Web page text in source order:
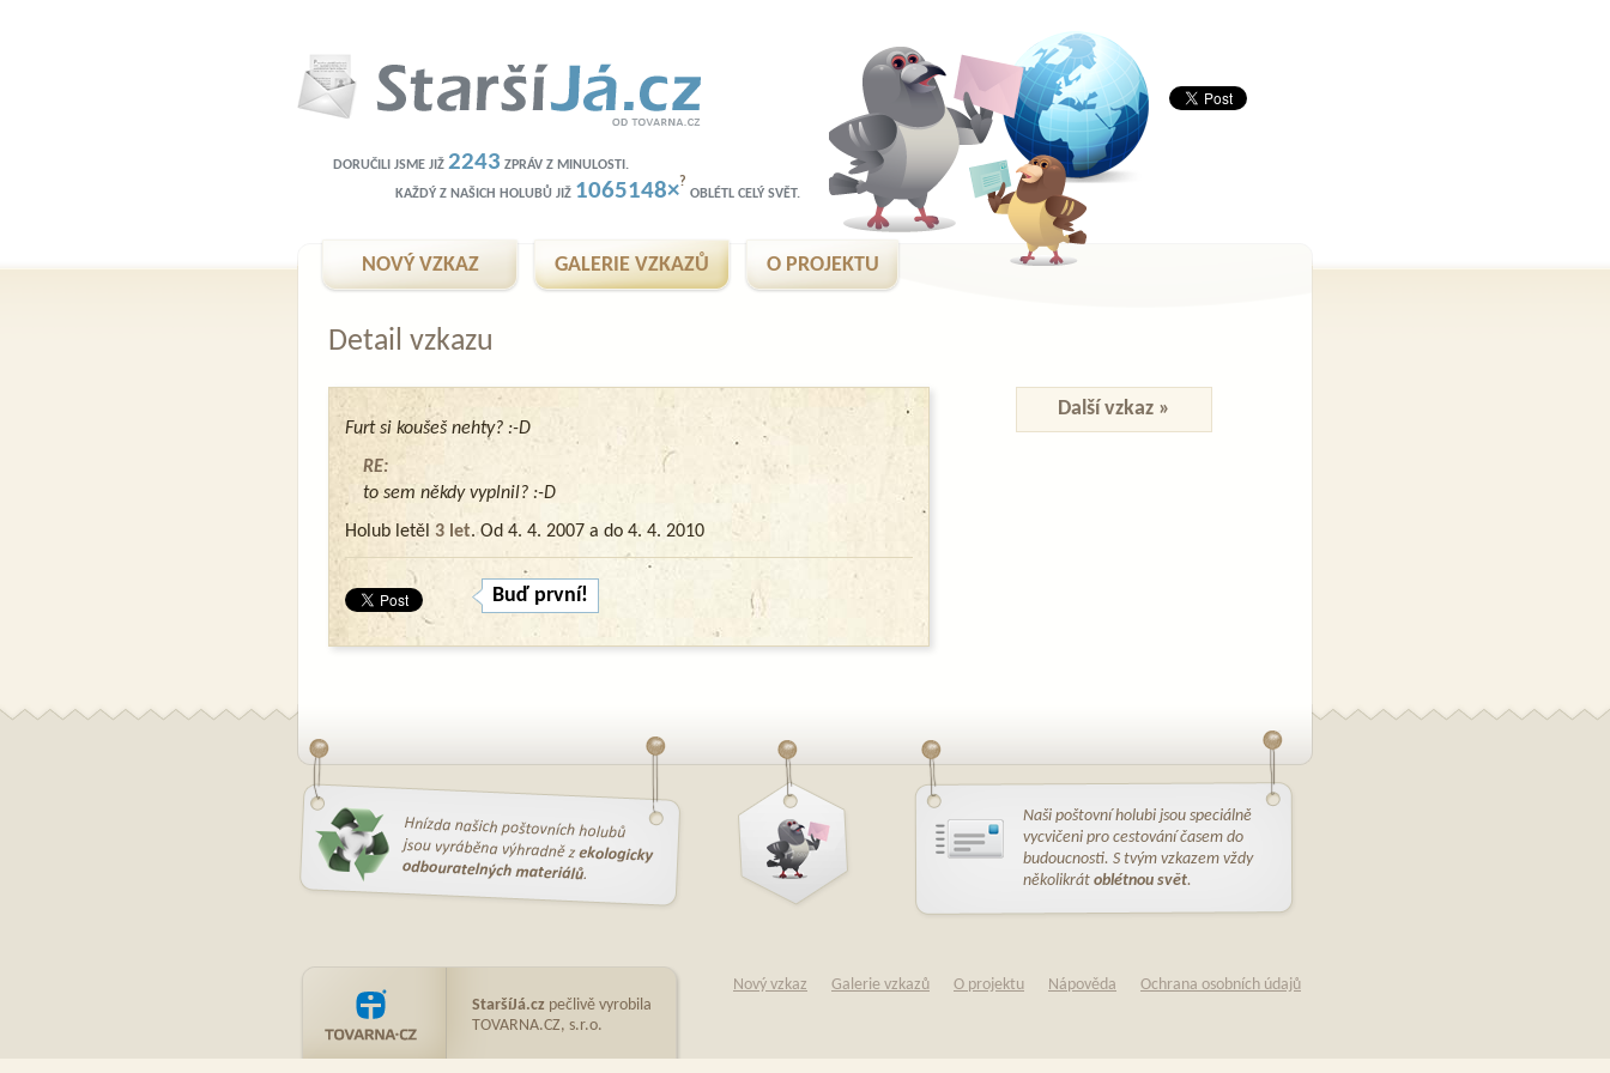
DORUČILI JSME JIŽ 2243 ZPRÁV Z MINULOSTI.
KAŽDÝ Z NAŠICH HOLUBŮ JIŽ 1065148×?
OBLÉTL CELÝ SVĚT.
NOVÝ VZKAZ GALERIE VZKAZŮ O PROJEKTU
Detail vzkazu
Další vzkaz »
Furt si koušeš nehty? :-D
RE:
to sem někdy vyplnil? :-D
Holub letěl 3 let. Od 4. 4. 2007 a do 4. 4. 2010
Buď první!
Naši poštovní holubi jsou speciálně
vycvičeni pro cestování časem do
budoucnosti. S tvým vzkazem vždy
několikrát oblétnou svět.
StaršíJá.cz pečlivě vyrobila
TOVARNA.CZ, s.r.o.
Ochrana osobních údajů
Nápověda
O projektu
Galerie vzkazů
Nový vzkaz